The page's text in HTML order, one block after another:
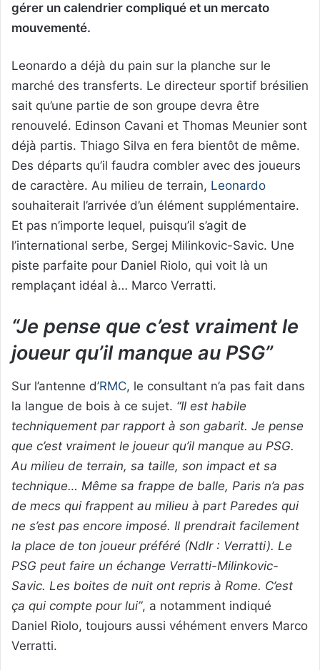
gérer un calendrier compliqué et un mercato
mouvementé.
Leonardo a déjà du pain sur la planche sur le
marché des transferts. Le directeur sportif brésilien
sait qu’une partie de son groupe devra être
renouvelé. Edinson Cavani et Thomas Meunier sont
déjà partis. Thiago Silva en fera bientôt de même.
Des départs qu’il faudra combler avec des joueurs
de caractère. Au milieu de terrain, Leonardo
souhaiterait l’arrivée d’un élément supplémentaire.
Et pas n’importe lequel, puisqu’il s’agit de
l’international serbe, Sergej Milinkovic-Savic. Une
piste parfaite pour Daniel Riolo, qui voit là un
remplaçant idéal à… Marco Verratti.
“Je pense que c’est vraiment le
joueur qu’il manque au PSG”
Sur l’antenne d’RMC, le consultant n’a pas fait dans
la langue de bois à ce sujet. “Il est habile
techniquement par rapport à son gabarit. Je pense
que c’est vraiment le joueur qu’il manque au PSG.
Au milieu de terrain, sa taille, son impact et sa
technique… Même sa frappe de balle, Paris n’a pas
de mecs qui frappent au milieu à part Paredes qui
ne s’est pas encore imposé. Il prendrait facilement
la place de ton joueur préféré (Ndlr : Verratti). Le
PSG peut faire un échange Verratti-Milinkovic-
Savic. Les boites de nuit ont repris à Rome. C’est
ça qui compte pour lui”, a notamment indiqué
Daniel Riolo, toujours aussi véhément envers Marco
Verratti.